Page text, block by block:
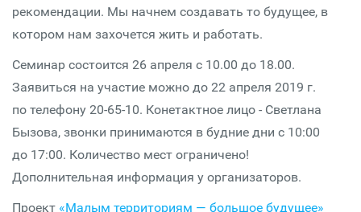
рекомендации. Мы начнем создавать то будущее, в
котором нам захочется жить и работать.
Семинар состоится 26 апреля с 10.00 до 18.00.
Заявиться на участие можно до 22 апреля 2019 г.
по телефону 20-65-10. Конетактное лицо - Светлана
Бызова, звонки принимаются в будние дни с 10:00
до 17:00. Количество мест ограничено!
Дополнительная информация у организаторов.
Проект «Малым территориям — большое будущее»